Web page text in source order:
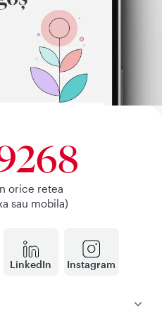
LinkedIn Instagram
orice retea
sau mobila)